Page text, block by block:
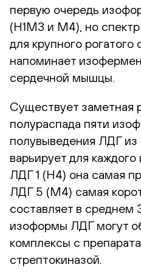
первую очередь
(H1M3 и M4), но
для крупного
напоминает
сердечной мышцы.
Существует заметная
полураспада пяти
полувыведения ЛДГ из
варьирует для
ЛДГ 1 (Н4) она самая
ЛДГ 5 (M4) самая
составляет в среднем
изоформы ЛДГ могут
комплексы с
стрептокиназой.